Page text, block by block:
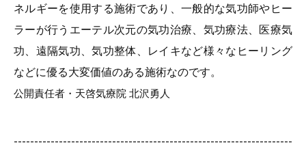
ネルギーを使用する施術であり、一般的な気功師やヒー
ラーが行うエーテル次元の気功治療、気功療法、医療気
功、遠隔気功、気功整体、レイキなど様々なヒーリング
などに優る大変価値のある施術なのです。
公開責任者・天啓気療院 北沢勇人
--------------------------------------------------------------------